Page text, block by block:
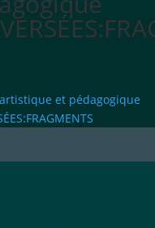
et pédagogique